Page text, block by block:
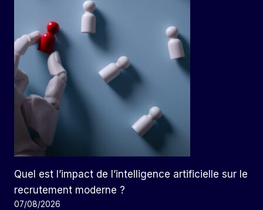
Quel est l’impact de l’intelligence artificielle sur le
recrutement moderne ?
07/08/2026